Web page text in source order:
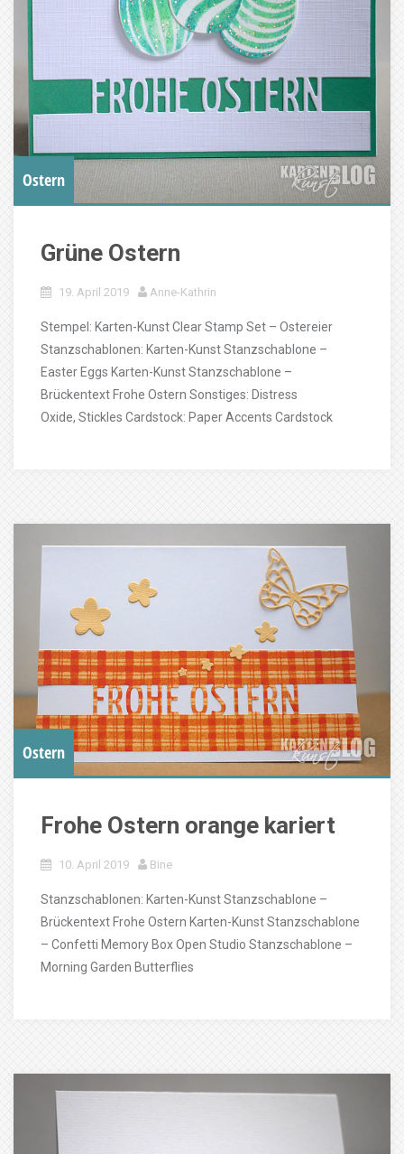
Ostern
Grüne Ostern
19. April 2019 Anne-Kathrin
Stempel: Karten-Kunst Clear Stamp Set – Ostereier
Stanzschablonen: Karten-Kunst Stanzschablone –
Easter Eggs Karten-Kunst Stanzschablone –
Brückentext Frohe Ostern Sonstiges: Distress
Oxide, Stickles Cardstock: Paper Accents Cardstock
Ostern
Frohe Ostern orange kariert
10. April 2019 Bine
Stanzschablonen: Karten-Kunst Stanzschablone –
Brückentext Frohe Ostern Karten-Kunst Stanzschablone
– Confetti Memory Box Open Studio Stanzschablone –
Morning Garden Butterflies